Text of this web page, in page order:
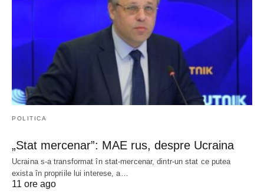
POLITICA
„Stat mercenar”: MAE rus, despre Ucraina
Ucraina s-a transformat în stat-mercenar, dintr-un stat ce putea
exista în propriile lui interese, a…
11 ore ago